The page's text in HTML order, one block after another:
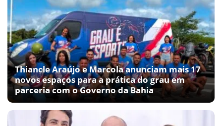
Thiancle Araújo e Marcola anunciam mais 17
novos espaços para a prática do grau em
parceria com o Governo da Bahia